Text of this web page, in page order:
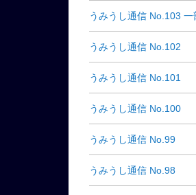
うみうし通信 No.103 一
うみうし通信 No.102
うみうし通信 No.101
うみうし通信 No.100
うみうし通信 No.99
うみうし通信 No.98